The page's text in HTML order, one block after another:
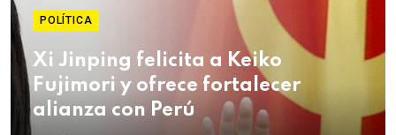
POLÍTICA
Xi Jinping felicita a Keiko
Fujimori y ofrece fortalecer
alianza con Perú